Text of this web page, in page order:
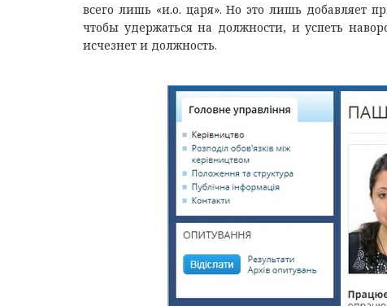
всего лишь «и.о. царя». Но это лишь добавляет
чтобы удержаться на должности, и успеть
исчезнет и должность.